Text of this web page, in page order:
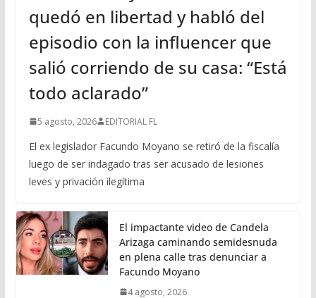
quedó en libertad y habló del
episodio con la influencer que
salió corriendo de su casa: “Está
todo aclarado”
5 agosto, 2026 EDITORIAL FL
El ex legislador Facundo Moyano se retiró de la fiscalía
luego de ser indagado tras ser acusado de lesiones
leves y privación ilegítima
El impactante video de Candela
Arizaga caminando semidesnuda
en plena calle tras denunciar a
Facundo Moyano
4 agosto, 2026